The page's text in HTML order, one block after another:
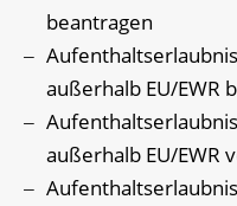
beantragen
außerhalb EU/EWR
außerhalb EU/EWR